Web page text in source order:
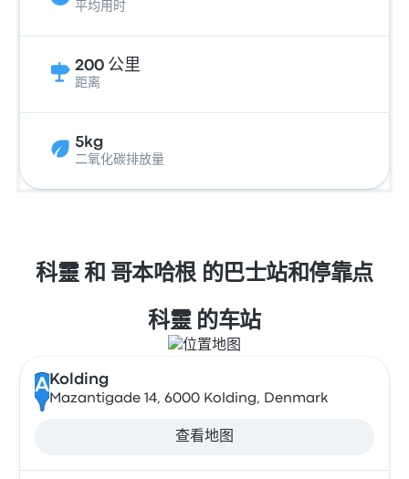
平均用时
200 公里
距离
5kg
二氧化碳排放量
科靈 和 哥本哈根 的巴士站和停靠点
科靈 的车站
A Kolding
Mazantigade 14, 6000 Kolding, Denmark
查看地图